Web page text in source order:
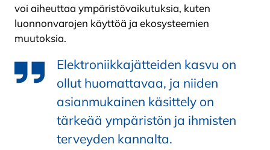
voi aiheuttaa ympäristövaikutuksia, kuten
luonnonvarojen käyttöä ja ekosysteemien
muutoksia.
Elektroniikkajätteiden kasvu on
ollut huomattavaa, ja niiden
asianmukainen käsittely on
tärkeää ympäristön ja ihmisten
terveyden kannalta.